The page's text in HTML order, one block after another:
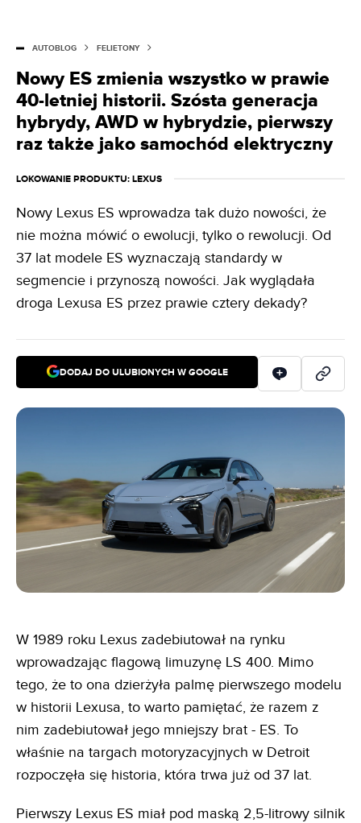
AUTOBLOG FELIETONY
Nowy ES zmienia wszystko w prawie
40-letniej historii. Szósta generacja
hybrydy, AWD w hybrydzie, pierwszy
raz także jako samochód elektryczny
LOKOWANIE PRODUKTU: LEXUS
Nowy Lexus ES wprowadza tak dużo nowości, że
nie można mówić o ewolucji, tylko o rewolucji. Od
37 lat modele ES wyznaczają standardy w
segmencie i przynoszą nowości. Jak wyglądała
droga Lexusa ES przez prawie cztery dekady?
DODAJ DO ULUBIONYCH W GOOGLE
W 1989 roku Lexus zadebiutował na rynku
wprowadzając flagową limuzynę LS 400. Mimo
tego, że to ona dzierżyła palmę pierwszego modelu
w historii Lexusa, to warto pamiętać, że razem z
nim zadebiutował jego mniejszy brat - ES. To
właśnie na targach motoryzacyjnych w Detroit
rozpoczęła się historia, która trwa już od 37 lat.
Pierwszy Lexus ES miał pod maską 2,5-litrowy silnik